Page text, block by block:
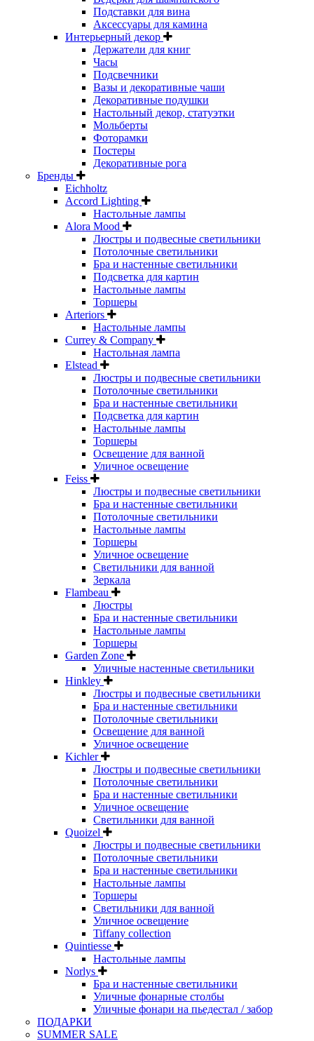
Подставки для вина
Аксессуары для камина
Интерьерный декор
Держатели для книг
Часы
Подсвечники
Вазы и декоративные чаши
Декоративные подушки
Настольный декор, статуэтки
Мольберты
Фоторамки
Постеры
Декоративные рога
Бренды
Eichholtz
Accord Lighting
Настольные лампы
Alora Mood
Люстры и подвесные светильники
Потолочные светильники
Бра и настенные светильники
Подсветка для картин
Настольные лампы
Торшеры
Arteriors
Настольные лампы
Currey & Company
Настольная лампа
Elstead
Люстры и подвесные светильники
Потолочные светильники
Бра и настенные светильники
Подсветка для картин
Настольные лампы
Торшеры
Освещение для ванной
Уличное освещение
Feiss
Люстры и подвесные светильники
Бра и настенные светильники
Потолочные светильники
Настольные лампы
Торшеры
Уличное освещение
Светильники для ванной
Зеркала
Flambeau
Люстры
Бра и настенные светильники
Настольные лампы
Торшеры
Garden Zone
Уличные настенные светильники
Hinkley
Люстры и подвесные светильники
Бра и настенные светильники
Потолочные светильники
Освещение для ванной
Уличное освещение
Kichler
Люстры и подвесные светильники
Потолочные светильники
Бра и настенные светильники
Уличное освещение
Светильники для ванной
Quoizel
Люстры и подвесные светильники
Потолочные светильники
Бра и настенные светильники
Настольные лампы
Торшеры
Светильники для ванной
Уличное освещение
Tiffany collection
Quintiesse
Настольные лампы
Norlys
Бра и настенные светильники
Уличные фонарные столбы
Уличные фонари на пьедестал / забор
ПОДАРКИ
SUMMER SALE